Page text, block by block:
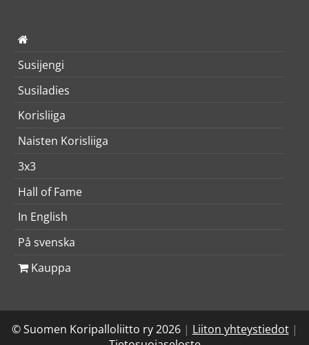
Susijengi
Susiladies
Korisliiga
Naisten Korisliiga
3x3
Hall of Fame
In English
På svenska
Kauppa
© Suomen Koripalloliitto ry 2026 | Liiton yhteystiedot |